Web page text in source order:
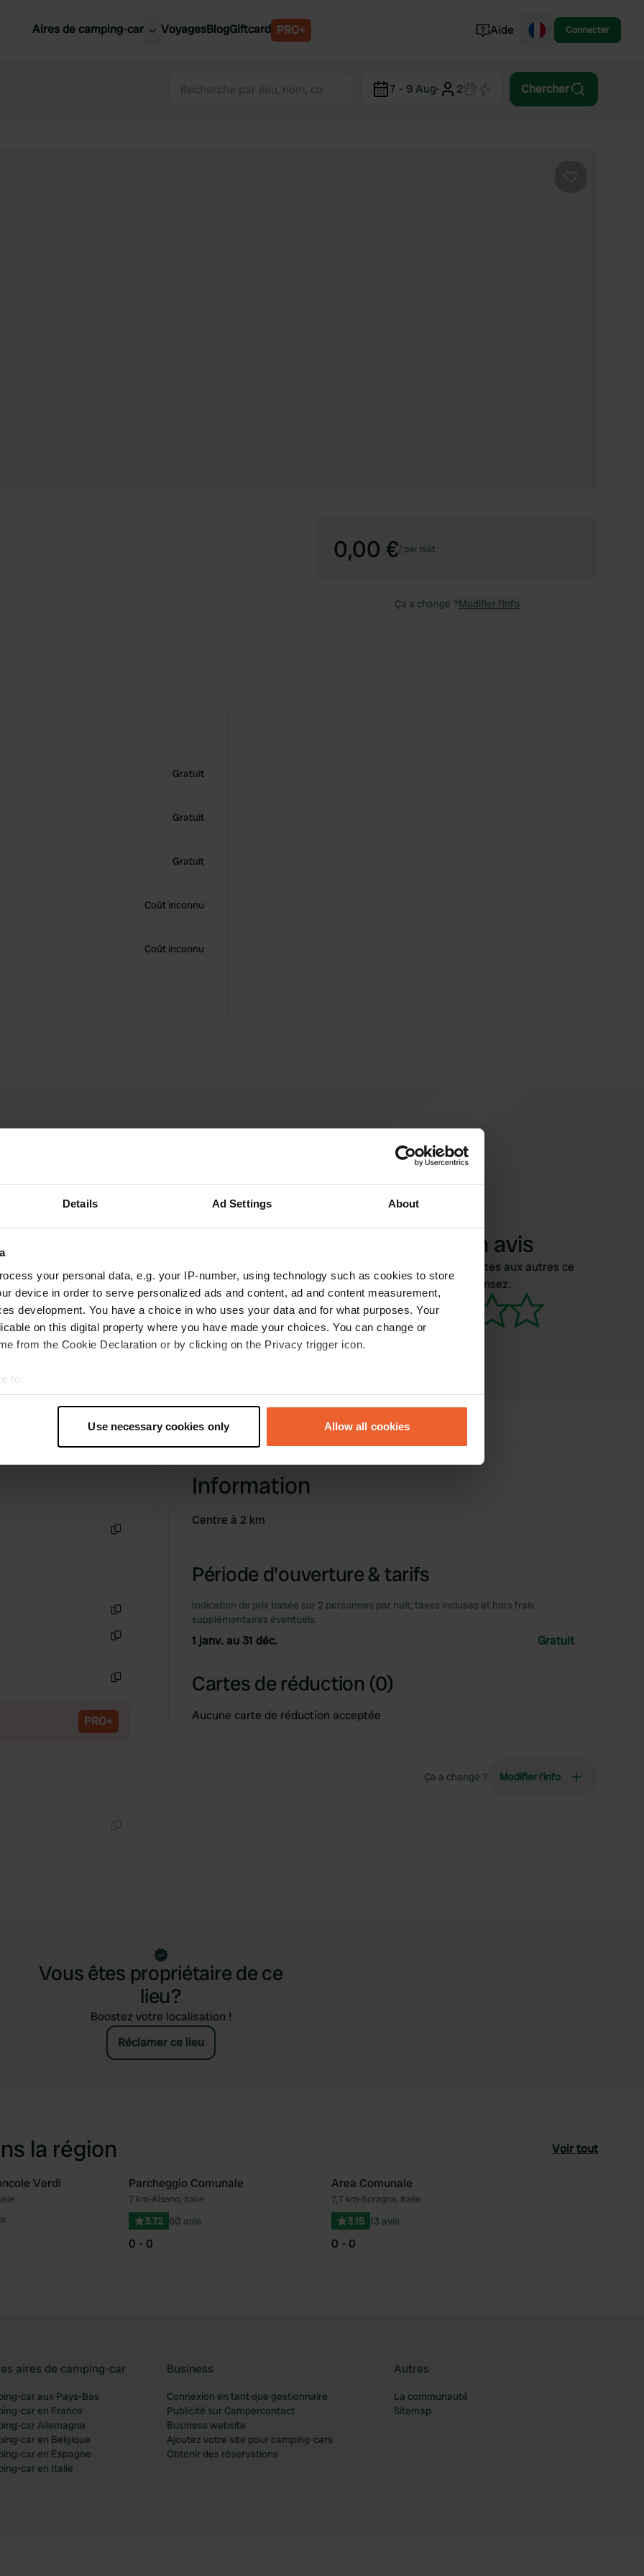
Details Ad Settings About
your personal data, e.g. your IP-number, using technology such as cookies to store
device in order to serve personalized ads and content, ad and content measurement,
development. You have a choice in who uses your data and for what purposes. Your
on this digital property where you have made your choices. You can change or
from the Cookie Declaration or by clicking on the Privacy trigger icon.
to:
geographical location which can be accurate to within several meters
personal data is processed and set your preferences in the
our site with our social media, advertising and analytics partners who may combine it with
Use necessary cookies only Allow all cookies
Aires de camping-car
Slovénie
VoyagesBlogGiftcard PRO+ Aide Connecter
7 - 9 Aug· 2 Chercher
Gratuit
Gratuit
Gratuit
Coût inconnu
Coût inconnu
0,00 €/ par nuit
Ça a changé ?Modifier l’info
r
juil. 2017
Traduit par GoogleAfficher l'original
Ajouter un avis
Vous êtes déjà venu ici ? Dites aux autres ce
que vous en pensez.
PRO+
Information
Centre à 2 km
Période d'ouverture & tarifs
Indication de prix basée sur 2 personnes par nuit, taxes incluses et hors frais
supplémentaires éventuels.
1 janv. au 31 déc. Gratuit
Cartes de réduction (0)
Aucune carte de réduction acceptée
Ça a changé ? Modifier l’info
Vous êtes propriétaire de ce
lieu?
Boostez votre localisation !
Réclamer ce lieu
la région Voir tout
Préféré
Verdi
Préféré
Parcheggio Comunale
7 km•Alseno, Italie
3.72 60 avis
0 - 0
Area Comunale
7,7 km•Soragna, Italie
3.15 13 avis
0 - 0
aires de camping-car
car aux Pays-Bas
car en France
car Allemagne
car en Belgique
car en Espagne
car en Italie
Business
Connexion en tant que gestionnaire
Publicité sur Campercontact
Business website
Ajoutez votre site pour camping-cars
Obtenir des réservations
Autres
La communauté
Sitemap